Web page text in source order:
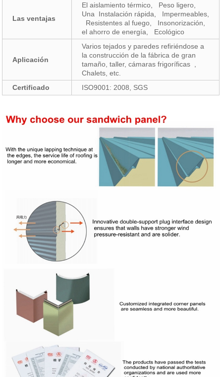
Las ventajas
El aislamiento térmico, Peso ligero,
Una Instalación rápida, Impermeables,
Resistentes al fuego, Insonorización,
el ahorro de energía, Ecológico
Aplicación
Varios tejados y paredes refiriéndose a
la construcción de la fábrica de gran
tamaño, taller, cámaras frigoríficas ,
Chalets, etc.
Certificado
ISO9001: 2008, SGS